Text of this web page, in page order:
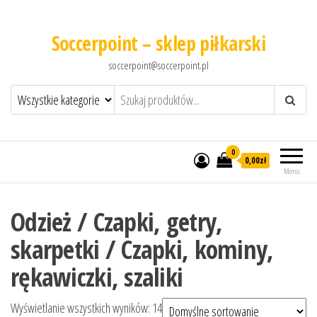
Soccerpoint – sklep piłkarski
soccerpoint@soccerpoint.pl
Menu
0
0,00zł
Odzież / Czapki, getry,
skarpetki / Czapki, kominy,
rękawiczki, szaliki
Wyświetlanie wszystkich wyników: 14